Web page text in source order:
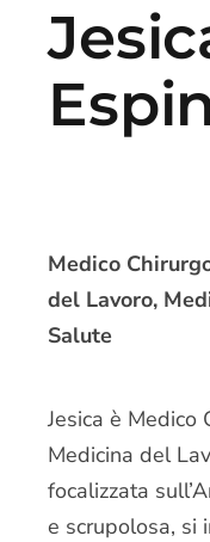
Medico
del Lavoro,
Salute
Jesica è Medico
Medicina del
focalizzata
e scrupolosa, si